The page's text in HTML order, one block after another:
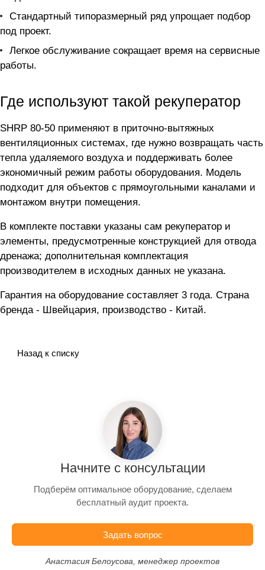
Стандартный типоразмерный ряд упрощает подбор
под проект.
Легкое обслуживание сокращает время на сервисные
работы.
Где используют такой рекуператор
SHRP 80-50 применяют в приточно-вытяжных
вентиляционных системах, где нужно возвращать часть
тепла удаляемого воздуха и поддерживать более
экономичный режим работы оборудования. Модель
подходит для объектов с прямоугольными каналами и
монтажом внутри помещения.
В комплекте поставки указаны сам рекуператор и
элементы, предусмотренные конструкцией для отвода
дренажа; дополнительная комплектация
производителем в исходных данных не указана.
Гарантия на оборудование составляет 3 года. Страна
бренда - Швейцария, производство - Китай.
Назад к списку
Начните с консультации
Подберём оптимальное оборудование, сделаем
бесплатный аудит проекта.
Задать вопрос
Анастасия Белоусова, менеджер проектов